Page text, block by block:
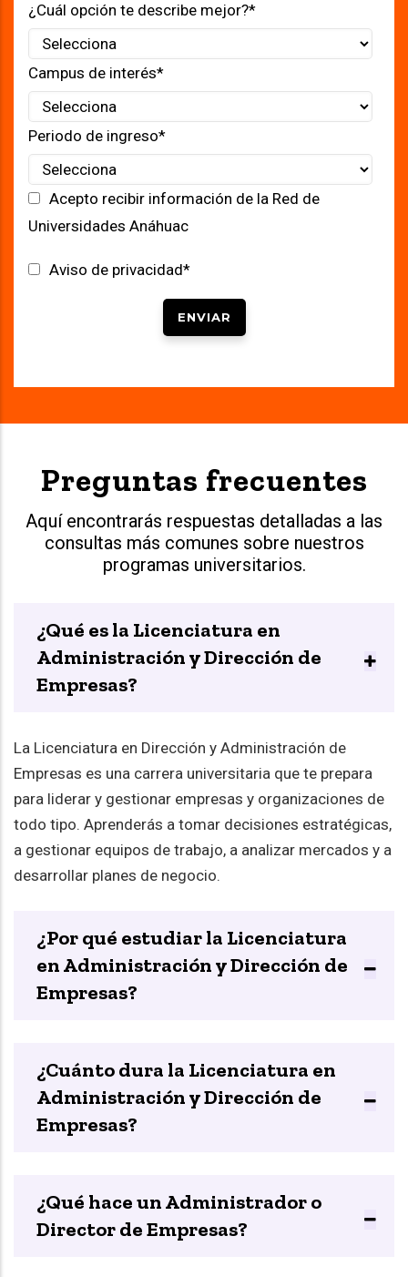
¿Cuál opción te describe mejor?*
Campus de interés*
Periodo de ingreso*
Acepto recibir información de la Red de
Universidades Anáhuac
Aviso de privacidad*
Preguntas frecuentes
Aquí encontrarás respuestas detalladas a las
consultas más comunes sobre nuestros
programas universitarios.
¿Qué es la Licenciatura en
Administración y Dirección de
Empresas?
La Licenciatura en Dirección y Administración de
Empresas es una carrera universitaria que te prepara
para liderar y gestionar empresas y organizaciones de
todo tipo. Aprenderás a tomar decisiones estratégicas,
a gestionar equipos de trabajo, a analizar mercados y a
desarrollar planes de negocio.
¿Por qué estudiar la Licenciatura
en Administración y Dirección de
Empresas?
¿Cuánto dura la Licenciatura en
Administración y Dirección de
Empresas?
¿Qué hace un Administrador o
Director de Empresas?